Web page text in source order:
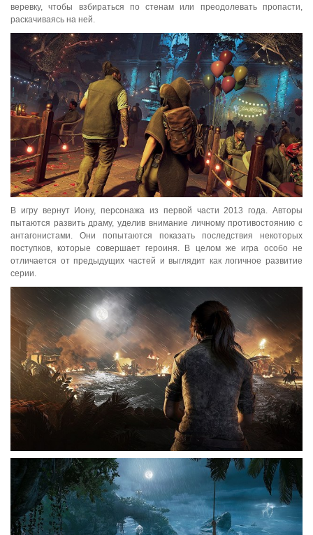
веревку, чтобы взбираться по стенам или преодолевать пропасти,
раскачиваясь на ней.
В игру вернут Иону, персонажа из первой части 2013 года. Авторы
пытаются развить драму, уделив внимание личному противостоянию с
антагонистами. Они попытаются показать последствия некоторых
поступков, которые совершает героиня. В целом же игра особо не
отличается от предыдущих частей и выглядит как логичное развитие
серии.